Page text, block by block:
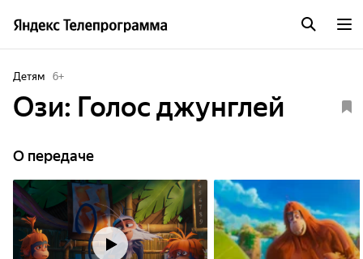
Детям 6+
Ози: Голос джунглей
О передаче